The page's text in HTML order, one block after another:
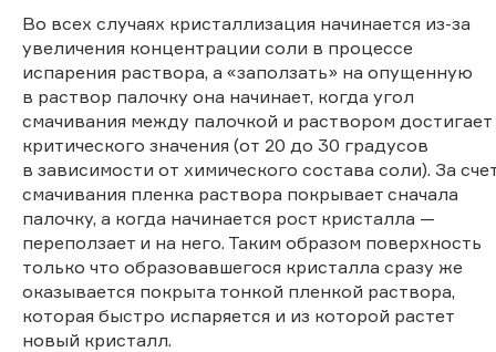
Во всех случаях кристаллизация начинается из-за
увеличения концентрации соли в процессе
испарения раствора, а «заползать» на опущенную
в раствор палочку она начинает, когда угол
смачивания между палочкой и раствором достигает
критического значения (от 20 до 30 градусов
в зависимости от химического состава соли). За
смачивания пленка раствора покрывает сначала
палочку, а когда начинается рост кристалла —
переползает и на него. Таким образом поверхность
только что образовавшегося кристалла сразу же
оказывается покрыта тонкой пленкой раствора,
которая быстро испаряется и из которой растет
новый кристалл.